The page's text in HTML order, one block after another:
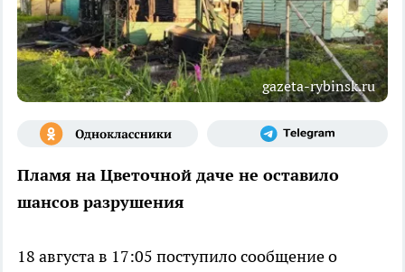
gazeta-rybinsk.ru
Пламя на Цветочной даче не оставило
шансов разрушения
18 августа в 17:05 поступило сообщение о